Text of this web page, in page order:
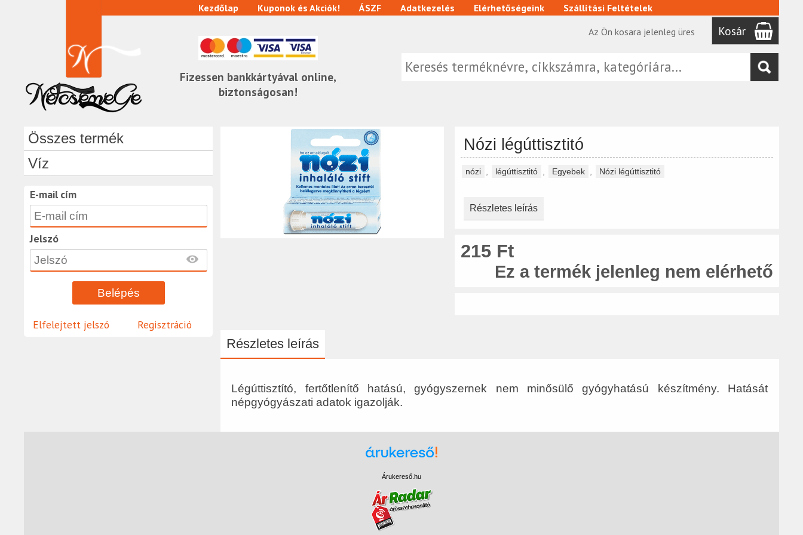
Fizessen bankkártyával online,
biztonságosan!
Kezdőlap Kuponok és Akciók! ÁSZF Adatkezelés Elérhetőségeink
Szállítási Feltételek
Az Ön kosara jelenleg üres
Kosár
Összes termék
Víz
E-mail cím
Jelszó
Elfelejtett jelszó Regisztráció
Nózi légúttisztitó
nózi légúttisztitó Egyebek Nózi légúttisztitó
Részletes leírás
215 Ft
Ez a termék jelenleg nem elérhető
Részletes leírás
Légúttisztító, fertőtlenítő hatású, gyógyszernek nem minősülő gyógyhatású készítmény. Hatását
népgyógyászati adatok igazolják.
Árukereső.hu